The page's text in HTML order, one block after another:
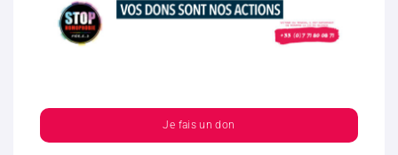
Je fais un don